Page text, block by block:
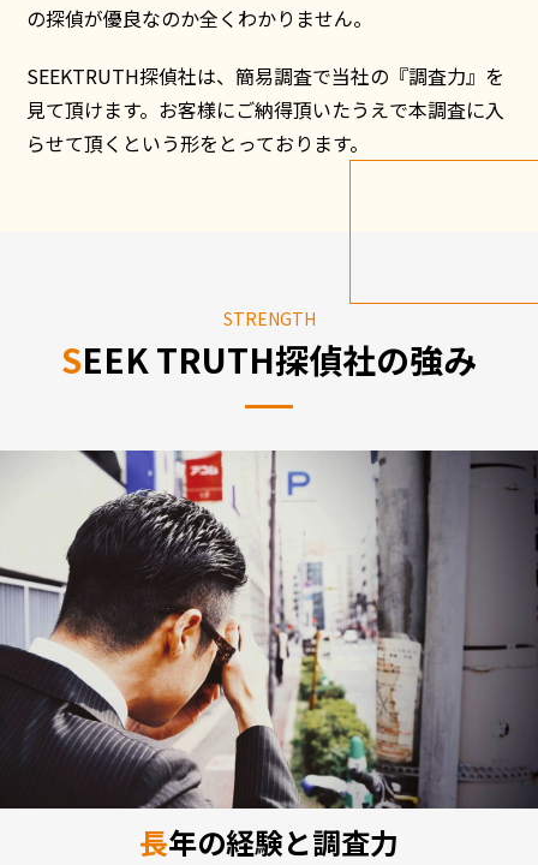
の探偵が優良なのか全くわかりません。
SEEKTRUTH探偵社は、簡易調査で当社の『調査力』を
見て頂けます。お客様にご納得頂いたうえで本調査に入
らせて頂くという形をとっております。
STRENGTH
SEEK TRUTH探偵社の強み
長年の経験と調査力